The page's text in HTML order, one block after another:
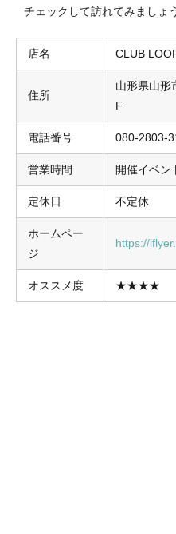
チェックして訪れてみましょ
店名 CLUB
住所
山形県山
F
電話番号 080-2803-
営業時間 開催イベン
定休日 不定休
ホームペー
ジ
https://
オススメ度 ★★★★